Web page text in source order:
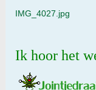
IMG_4027.jpg
Ik hoor het